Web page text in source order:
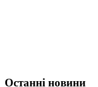
Останні новини